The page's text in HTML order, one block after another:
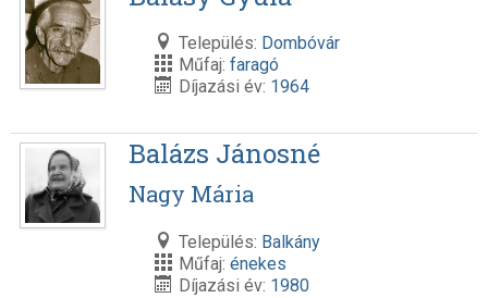
Település: Dombóvár
Műfaj: faragó
Díjazási év: 1964
Balázs Jánosné
Nagy Mária
Település: Balkány
Műfaj: énekes
Díjazási év: 1980